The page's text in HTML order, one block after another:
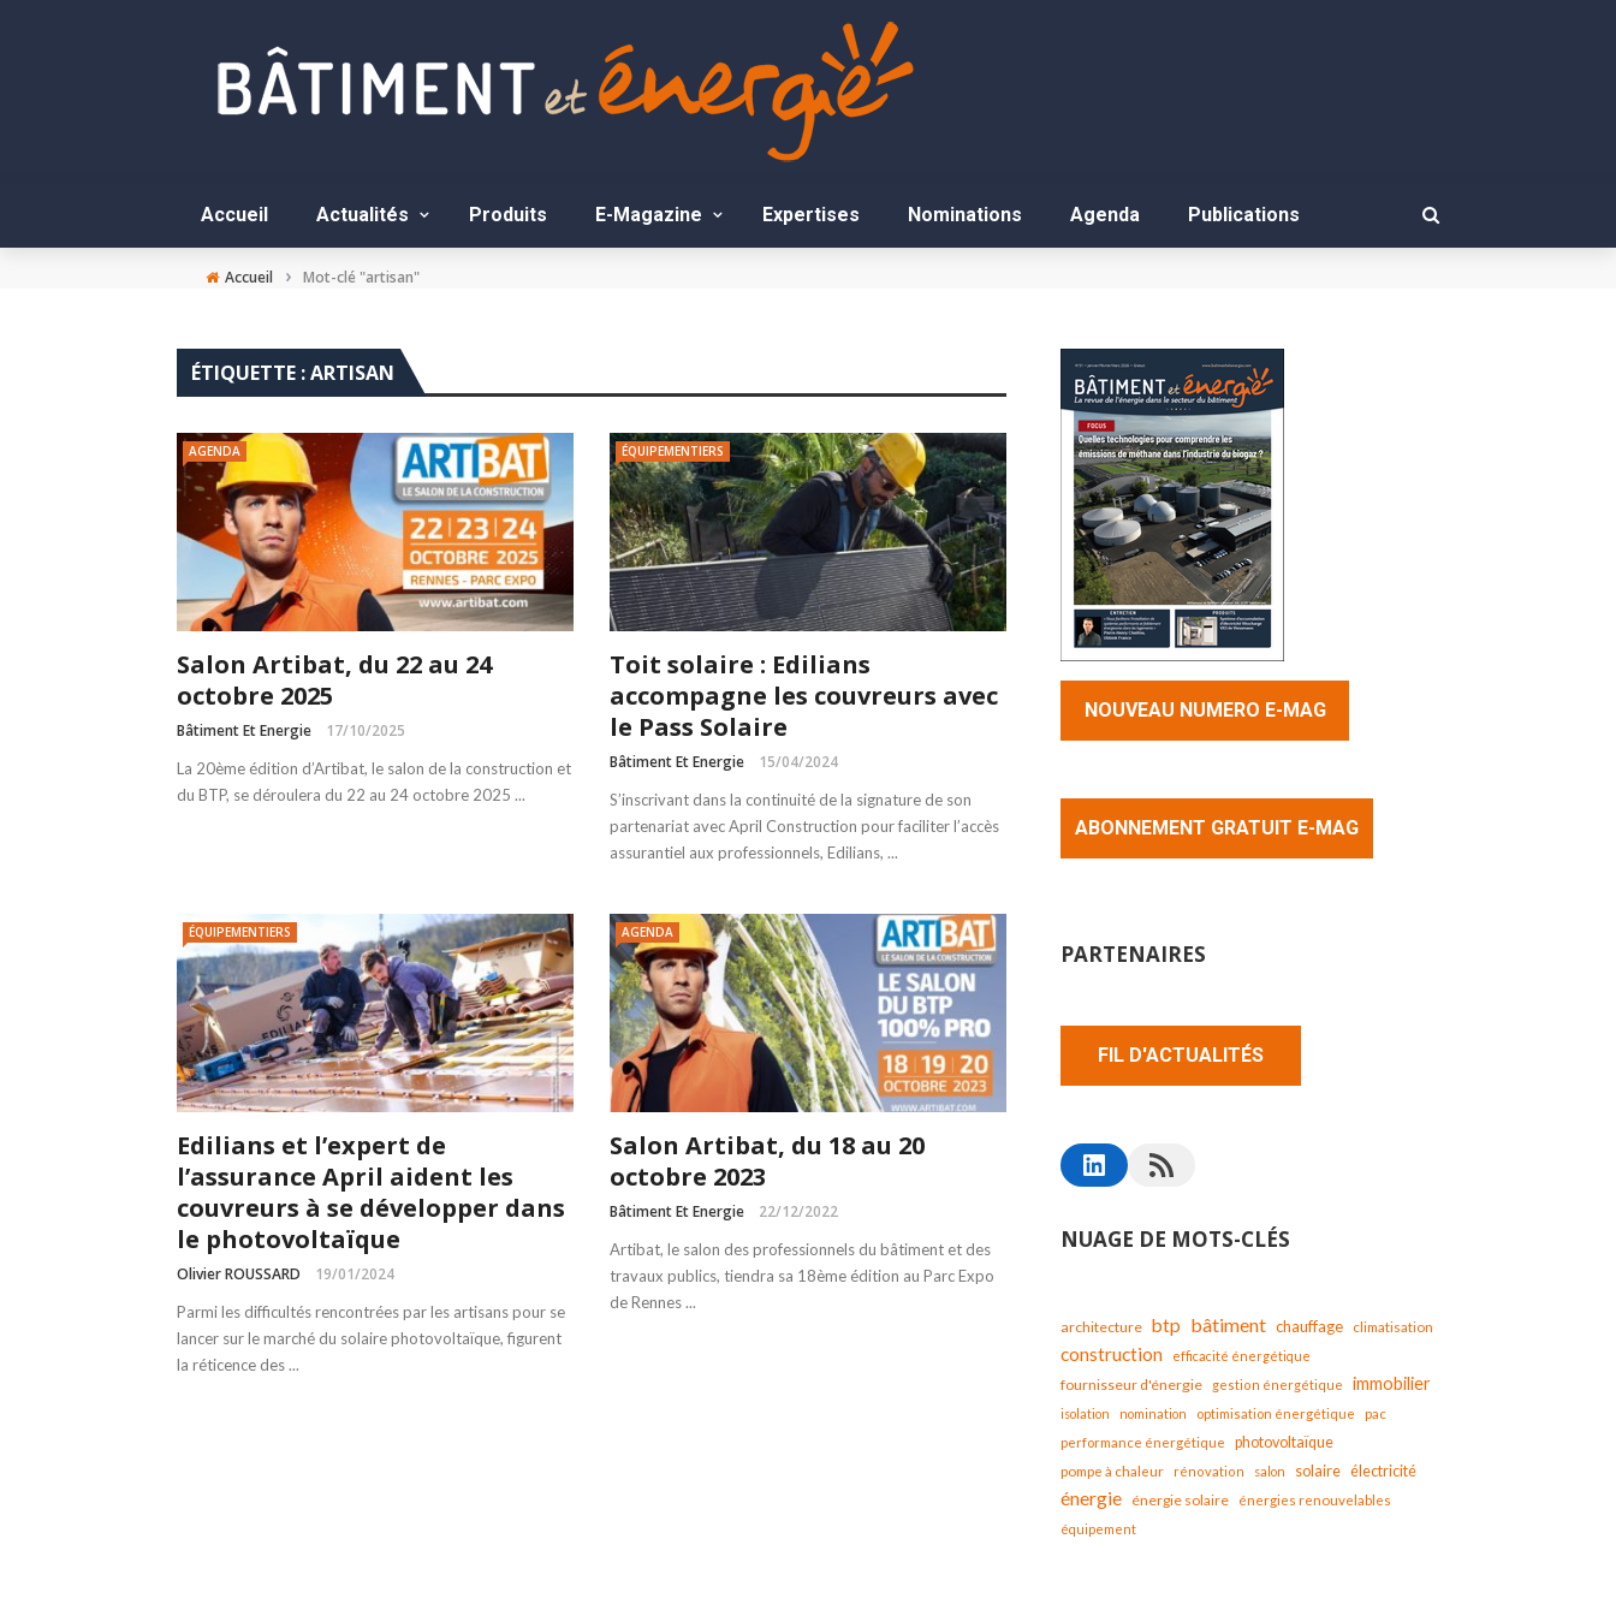
Accueil Actualités Produits E-Magazine Expertises Nominations Agenda Publications
Accueil › Mot-clé "artisan"
ÉTIQUETTE :ARTISAN
AGENDA
Salon Artibat, du 22 au 24
octobre 2025
Bâtiment Et Energie 17/10/2025
La 20ème édition d’Artibat, le salon de la construction et
du BTP, se déroulera du 22 au 24 octobre 2025 ...
ÉQUIPEMENTIERS
Toit solaire : Edilians
accompagne les couvreurs avec
le Pass Solaire
Bâtiment Et Energie 15/04/2024
S’inscrivant dans la continuité de la signature de son
partenariat avec April Construction pour faciliter l’accès
assurantiel aux professionnels, Edilians, ...
ÉQUIPEMENTIERS
Edilians et l’expert de
l’assurance April aident les
couvreurs à se développer dans
le photovoltaïque
Olivier ROUSSARD 19/01/2024
Parmi les difficultés rencontrées par les artisans pour se
lancer sur le marché du solaire photovoltaïque, figurent
la réticence des ...
AGENDA
Salon Artibat, du 18 au 20
octobre 2023
Bâtiment Et Energie 22/12/2022
Artibat, le salon des professionnels du bâtiment et des
travaux publics, tiendra sa 18ème édition au Parc Expo
de Rennes ...
NOUVEAU NUMERO E-MAG
ABONNEMENT GRATUIT E-MAG
PARTENAIRES
FIL D'ACTUALITÉS
NUAGE DE MOTS-CLÉS
architecture btp bâtiment chauffage climatisation
construction efficacité énergétique
fournisseur d'énergie gestion énergétique immobilier
isolation nomination optimisation énergétique
pac
performance énergétique
photovoltaïque
pompe à chaleur rénovation salon solaire électricité
énergie énergie solaire
énergies renouvelables
équipement